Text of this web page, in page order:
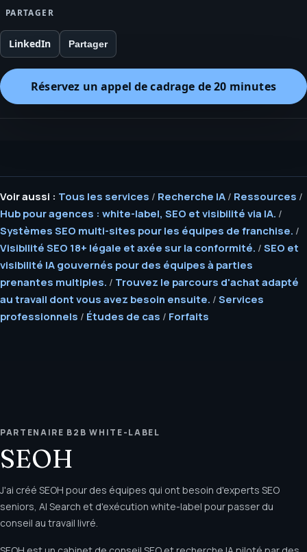
PARTAGER
LinkedIn Partager
Réservez un appel de cadrage de 20 minutes
Voir aussi : Tous les services / Recherche IA / Ressources /
Hub pour agences : white-label, SEO et visibilité via IA. /
Systèmes SEO multi-sites pour les équipes de franchise. /
Visibilité SEO 18+ légale et axée sur la conformité. / SEO et
visibilité IA gouvernés pour des équipes à parties
prenantes multiples. / Trouvez le parcours d'achat adapté
au travail dont vous avez besoin ensuite. / Services
professionnels / Études de cas / Forfaits
PARTENAIRE B2B WHITE-LABEL
SEOH
J'ai créé SEOH pour des équipes qui ont besoin d'experts SEO
seniors, AI Search et d'exécution white-label pour passer du
conseil au travail livré.